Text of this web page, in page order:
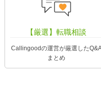
【厳選】転職相談
Callingoodの運営が厳選した
まとめ